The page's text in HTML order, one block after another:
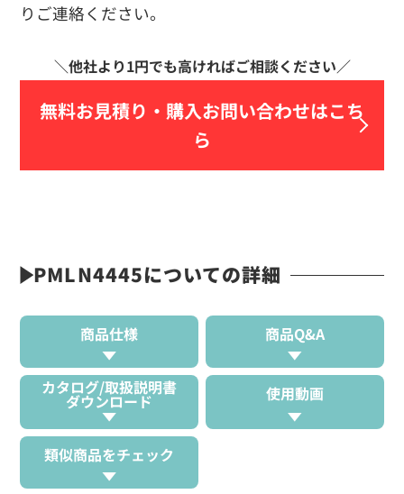
りご連絡ください。
無料お見積り・ 購入お問い合わせはこち
ら
PMLN4445についての詳細
商品仕様 商品Q&A
カタログ/取扱説明書
ダウンロード 使用動画
類似商品をチェック